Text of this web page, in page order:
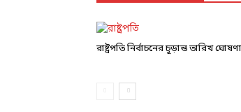
রাষ্ট্রপতি নির্বাচনের চূড়ান্ত তারিখ ঘোষণা